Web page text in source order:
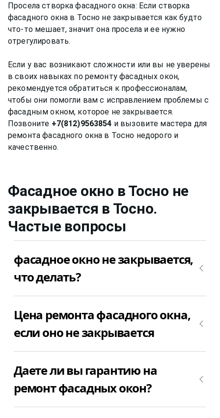
Просела створка фасадного окна: Если створка
фасадного окна в Тосно не закрывается как будто
что-то мешает, значит она просела и ее нужно
отрегулировать.
Если у вас возникают сложности или вы не уверены
в своих навыках по ремонту фасадных окон,
рекомендуется обратиться к профессионалам,
чтобы они помогли вам с исправлением проблемы с
фасадным окном, которое не закрывается.
Позвоните +7(812)9563854 и вызовите мастера для
ремонта фасадного окна в Тосно недорого и
Фасадное окно в Тосно не
закрывается в Тосно.
Частые вопросы
фасадное окно не закрывается,
что делать?
причин у данной поломки может быть
множество. Самое лучшего, что можно сделать –
это вызвать мастера для диагностики причины
в Тосно не закрывается, можно приступить к
ремонту фасадных окон. Позвоните
+7(812)9563854 и вызовите мастера для ремонта
фасадных окон в Тосно недорого и качественно.
Цена ремонта фасадного окна,
если оно не закрывается
закрывается потому, что просело и его надо
отрегулировать. Стоимость ремонта фасадных
окон, в таком случае, от 400₽.
Даете ли вы гарантию на
ремонт фасадных окон?